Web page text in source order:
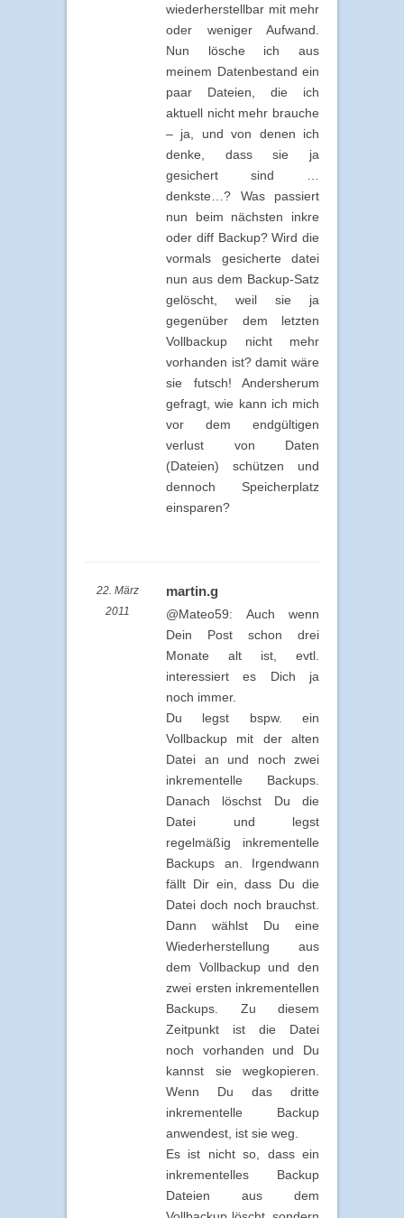
wiederherstellbar mit mehr
oder weniger Aufwand.
Nun lösche ich aus
meinem Datenbestand ein
paar Dateien, die ich
aktuell nicht mehr brauche
– ja, und von denen ich
denke, dass sie ja
gesichert sind …
denkste…? Was passiert
nun beim nächsten inkre
oder diff Backup? Wird die
vormals gesicherte datei
nun aus dem Backup-Satz
gelöscht, weil sie ja
gegenüber dem letzten
Vollbackup nicht mehr
vorhanden ist? damit wäre
sie futsch! Andersherum
gefragt, wie kann ich mich
vor dem endgültigen
verlust von Daten
(Dateien) schützen und
dennoch Speicherplatz
einsparen?
22. März
2011
martin.g
@Mateo59: Auch wenn
Dein Post schon drei
Monate alt ist, evtl.
interessiert es Dich ja
noch immer.
Du legst bspw. ein
Vollbackup mit der alten
Datei an und noch zwei
inkrementelle Backups.
Danach löschst Du die
Datei und legst
regelmäßig inkrementelle
Backups an. Irgendwann
fällt Dir ein, dass Du die
Datei doch noch brauchst.
Dann wählst Du eine
Wiederherstellung aus
dem Vollbackup und den
zwei ersten inkrementellen
Backups. Zu diesem
Zeitpunkt ist die Datei
noch vorhanden und Du
kannst sie wegkopieren.
Wenn Du das dritte
inkrementelle Backup
anwendest, ist sie weg.
Es ist nicht so, dass ein
inkrementelles Backup
Dateien aus dem